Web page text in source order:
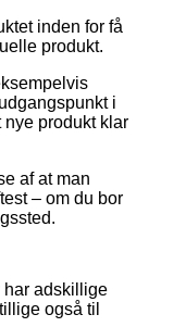
inden for få
produkt.
i
produkt klar
af at man
– om du bor
har adskillige
også til